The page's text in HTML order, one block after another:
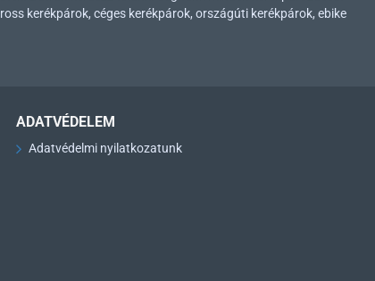
kerékpárok, céges kerékpárok, országúti kerékpárok, ebike
ADATVÉDELEM
Adatvédelmi nyilatkozatunk